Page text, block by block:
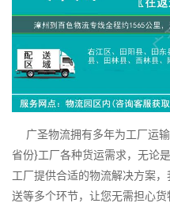
广圣物流拥有多年为工厂运
省份}工厂各种货运需求，无论
工厂提供合适的物流解决方案
送等多个环节，让您无需担心